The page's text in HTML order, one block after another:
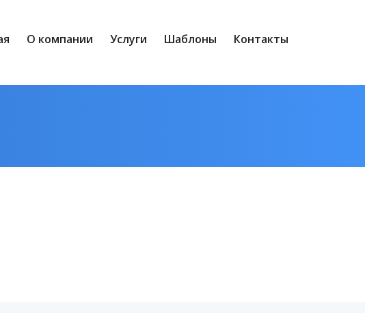
О компании Услуги Шаблоны Контакты